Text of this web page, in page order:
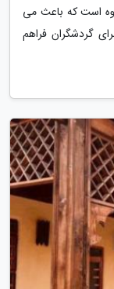
است که باعث می
گردشگران فراهم